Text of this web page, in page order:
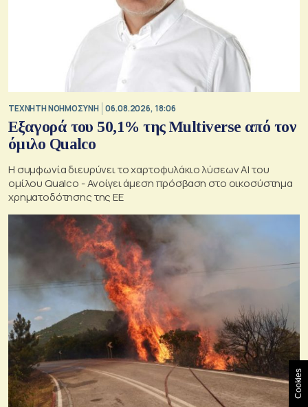
TΕΧΝΗΤΗ ΝΟΗΜΟΣΥΝΗ 06.08.2026, 18:06
Εξαγορά του 50,1% της Multiverse από τον
όμιλο Qualco
Η συμφωνία διευρύνει το χαρτοφυλάκιο λύσεων ΑΙ του
ομίλου Qualco - Ανοίγει άμεση πρόσβαση στο οικοσύστημα
χρηματοδότησης της ΕΕ
Cookies